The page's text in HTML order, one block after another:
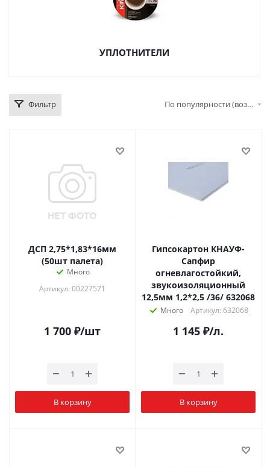
УПЛОТНИТЕЛИ
Фильтр По популярности (возрастание)
ДСП 2,75*1,83*16мм
(50шт палета)
Много
Артикул: 00227571
1 700 ₽/шт
В корзину
Гипсокартон КНАУФ-
Сапфир
огневлагостойкий,
звукоизоляционный
12,5мм 1,2*2,5 /36/ 632068
Много Артикул: 632068
1 145 ₽/л.
В корзину